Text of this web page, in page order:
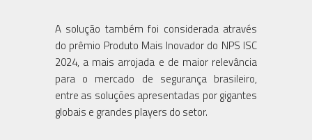
A solução também foi considerada através
do prêmio Produto Mais Inovador do NPS ISC
2024, a mais arrojada e de maior relevância
para o mercado de segurança brasileiro,
entre as soluções apresentadas por gigantes
globais e grandes players do setor.